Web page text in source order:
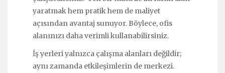
yaratmak hem pratik hem de maliyet
açısından avantaj sunuyor. Böylece, ofis
alanınızı daha verimli kullanabilirsiniz.
İş yerleri yalnızca çalışma alanları değildir;
aynı zamanda etkileşimlerin de merkezi.